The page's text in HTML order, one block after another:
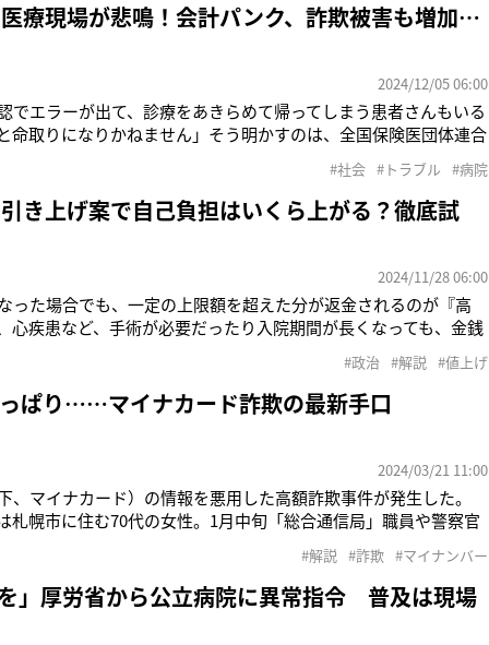
療現場が悲鳴！会計パンク、詐欺被害も増加…
2024/12/05 06:00
でエラーが出て、診療をあきらめて帰ってしまう患者さんもいる
命取りになりかねません」そう明かすのは、全国保険医団体連合
行が停止されることが決まっている。ところが、保団連が行った
#社会 #トラブル #病院
き上げ案で自己負担はいくら上がる？徹底試
2024/11/28 06:00
った場合でも、一定の上限額を超えた分が返金されるのが『高
心疾患など、手術が必要だったり入院期間が長くなっても、金銭
ための増税に目が行きがちだが、こうした社会保障費の負担は
#政治 #解説 #値上げ
ぱり……マイナカード詐欺の最新手口
2024/03/21 11:00
、マイナカード）の情報を悪用した高額詐欺事件が発生した。
札幌市に住む70代の女性。1月中旬「総合通信局」職員や警察官
見せたという。「詐欺師は、映像を基にマイナカードを偽造した
#解説 #詐欺 #マイナンバー
」厚労省から公立病院に異常指令 普及は現場